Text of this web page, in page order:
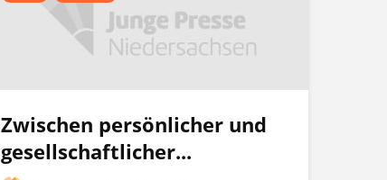
Zwischen persönlicher und
gesellschaftlicher...